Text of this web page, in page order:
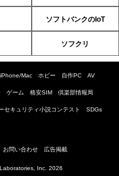
ソフトバンクのIoT
ソフクリ
iPhone/Mac ホビー 自作PC AV
ゲーム 格安SIM 倶楽部情報局
セキュリティ小説コンテスト SDGs
お問い合わせ 広告掲載
Inc. 2026